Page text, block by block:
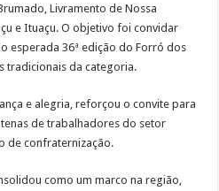
Livramento de Nossa
e Ituaçu. O objetivo foi convidar
esperada 36ª edição do Forró dos
tradicionais da categoria.
e alegria, reforçou o convite para
de trabalhadores do setor
de confraternização.
como um marco na região,